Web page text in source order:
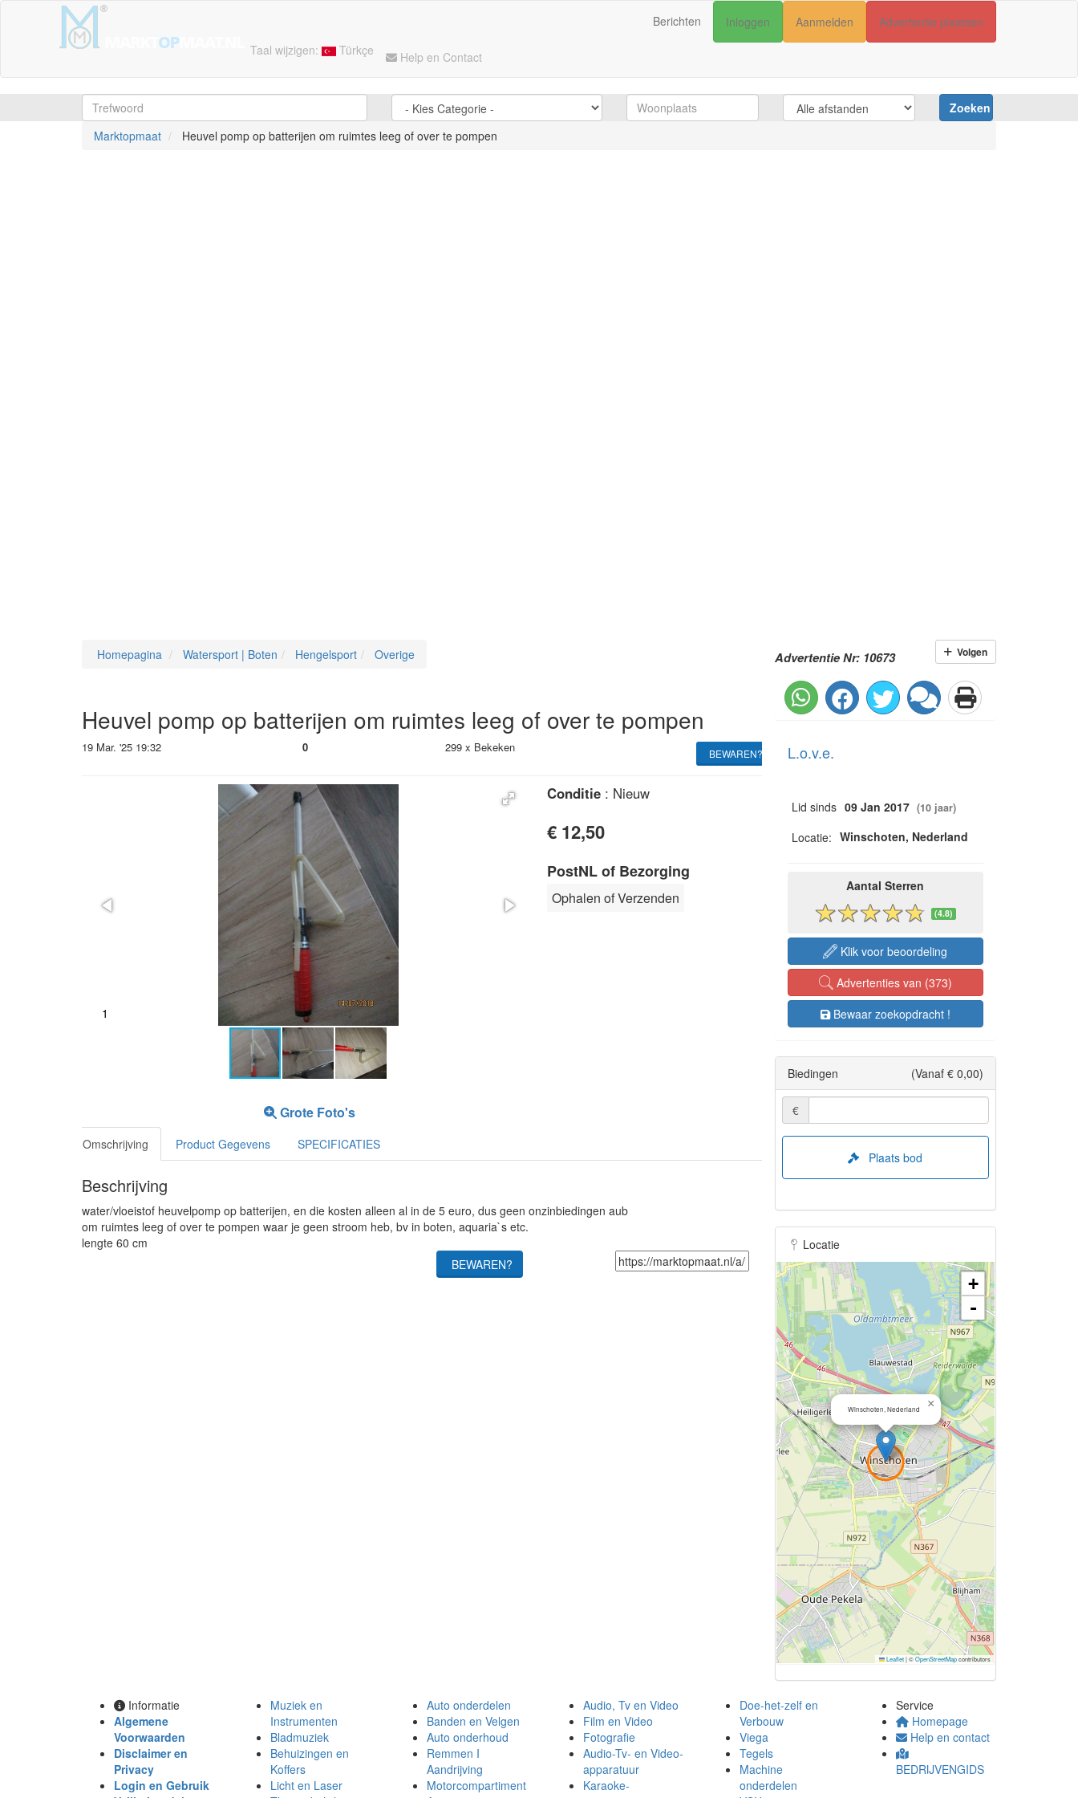
Taal wijzigen: Türkçe Help en Contact
Berichten Inloggen Aanmelden Advertentie plaatsen
Zoeken
Marktopmaat
Heuvel pomp op batterijen om ruimtes leeg of over te pompen
Homepagina Watersport | Boten Hengelsport Overige
Heuvel pomp op batterijen om ruimtes leeg of over te pompen
19 Mar. '25 19:32 0 299 x Bekeken BEWAREN?
12
Grote Foto's
Conditie: Nieuw
€ 12,50
PostNL of Bezorging
Ophalen of Verzenden
Omschrijving Product Gegevens SPECIFICATIES
Beschrijving
water/vloeistof heuvelpomp op batterijen, en die kosten alleen al in de 5 euro, dus geen onzinbiedingen aub
om ruimtes leeg of over te pompen waar je geen stroom heb, bv in boten, aquaria`s etc.
lengte 60 cm
BEWAREN?
Advertentie Nr: 10673 Volgen
L.o.v.e.
Lid sinds 09 Jan 2017 (10 jaar)
Locatie: Winschoten, Nederland
Aantal Sterren
(4.8)
Klik voor beoordeling
Advertenties van (373)
Bewaar zoekopdracht !
Biedingen (Vanaf € 0,00)
€
Plaats bod
Locatie
Winschoten, Nederland ×
+
-
Leaflet|©OpenStreetMapcontributors
Informatie
Algemene
Voorwaarden
Disclaimer en
Privacy
Login en Gebruik
Muziek en
Instrumenten
Bladmuziek
Behuizingen en
Koffers
Licht en Laser
Auto onderdelen
Banden en Velgen
Auto onderhoud
Remmen I
Aandrijving
Motorcompartiment
Audio, Tv en Video
Film en Video
Fotografie
Audio-Tv- en Video-
apparatuur
Karaoke-
Doe-het-zelf en
Verbouw
Viega
Tegels
Machine
onderdelen
Service
Homepage
Help en contact
BEDRIJVENGIDS